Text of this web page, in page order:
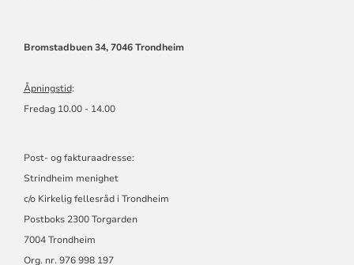
Bromstadbuen 34, 7046 Trondheim
Åpningstid:
Fredag 10.00 - 14.00
Post- og fakturaadresse:
Strindheim menighet
c/o Kirkelig fellesråd i Trondheim
Postboks 2300 Torgarden
7004 Trondheim
Org. nr. 976 998 197